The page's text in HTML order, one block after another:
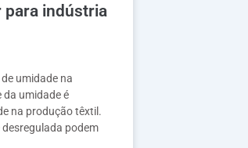
para indústria
umidade na
umidade é
na produção têxtil.
podem